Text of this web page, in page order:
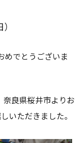
でとうございま
良県桜井市よりお
いただきました。